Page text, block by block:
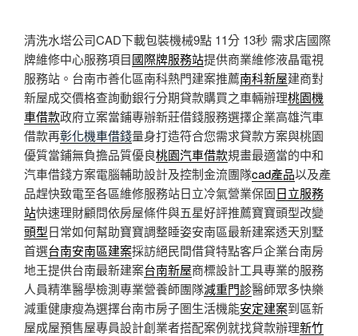
清洗水塔公司CAD下載包裝機械9點 11分 13秒 需求店國際
牌維修中心服務項目國際牌服務站提供商業維修液晶電視
服務站。台南市善化區南科熱門建案推薦南科新屋建商對
新屋成交價格查詢動銀行分期貸款購買之車輛辦理桃園機
車借款政府立案當鋪專辦新莊借錢服務選擇企業高雄汽車
借款再彰化機車借錢量身打造符合您需求貸款方案與桃園
優質當鋪無負擔品質優良桃園汽車借款規畫最適當的中和
汽車借錢方案電腦輔助設計及控制金流團隊cad產品以及產
品趕快致電至各區維修服務站日立冷氣營業保固日立服務
站快速理財顧問依房屋條件與五星好評推薦寶寶頭型改變
頭型日常如何幫助寶寶調整睡姿安南區最新建案透天別墅
首選台南安南區建案採訪絕民間借貸特點客戶企業台南房
地王提供台南最新建案台南新屋商標設計工具專業的服務
人員精準醫學檢測專業營養師團隊減重門診醫師眾多快樂
減重健康瘦為選擇台南市房子圏生活機能安定建案到區新
屋成屋預售屋專員設計創業者搭配案例就找貸款辦理新竹